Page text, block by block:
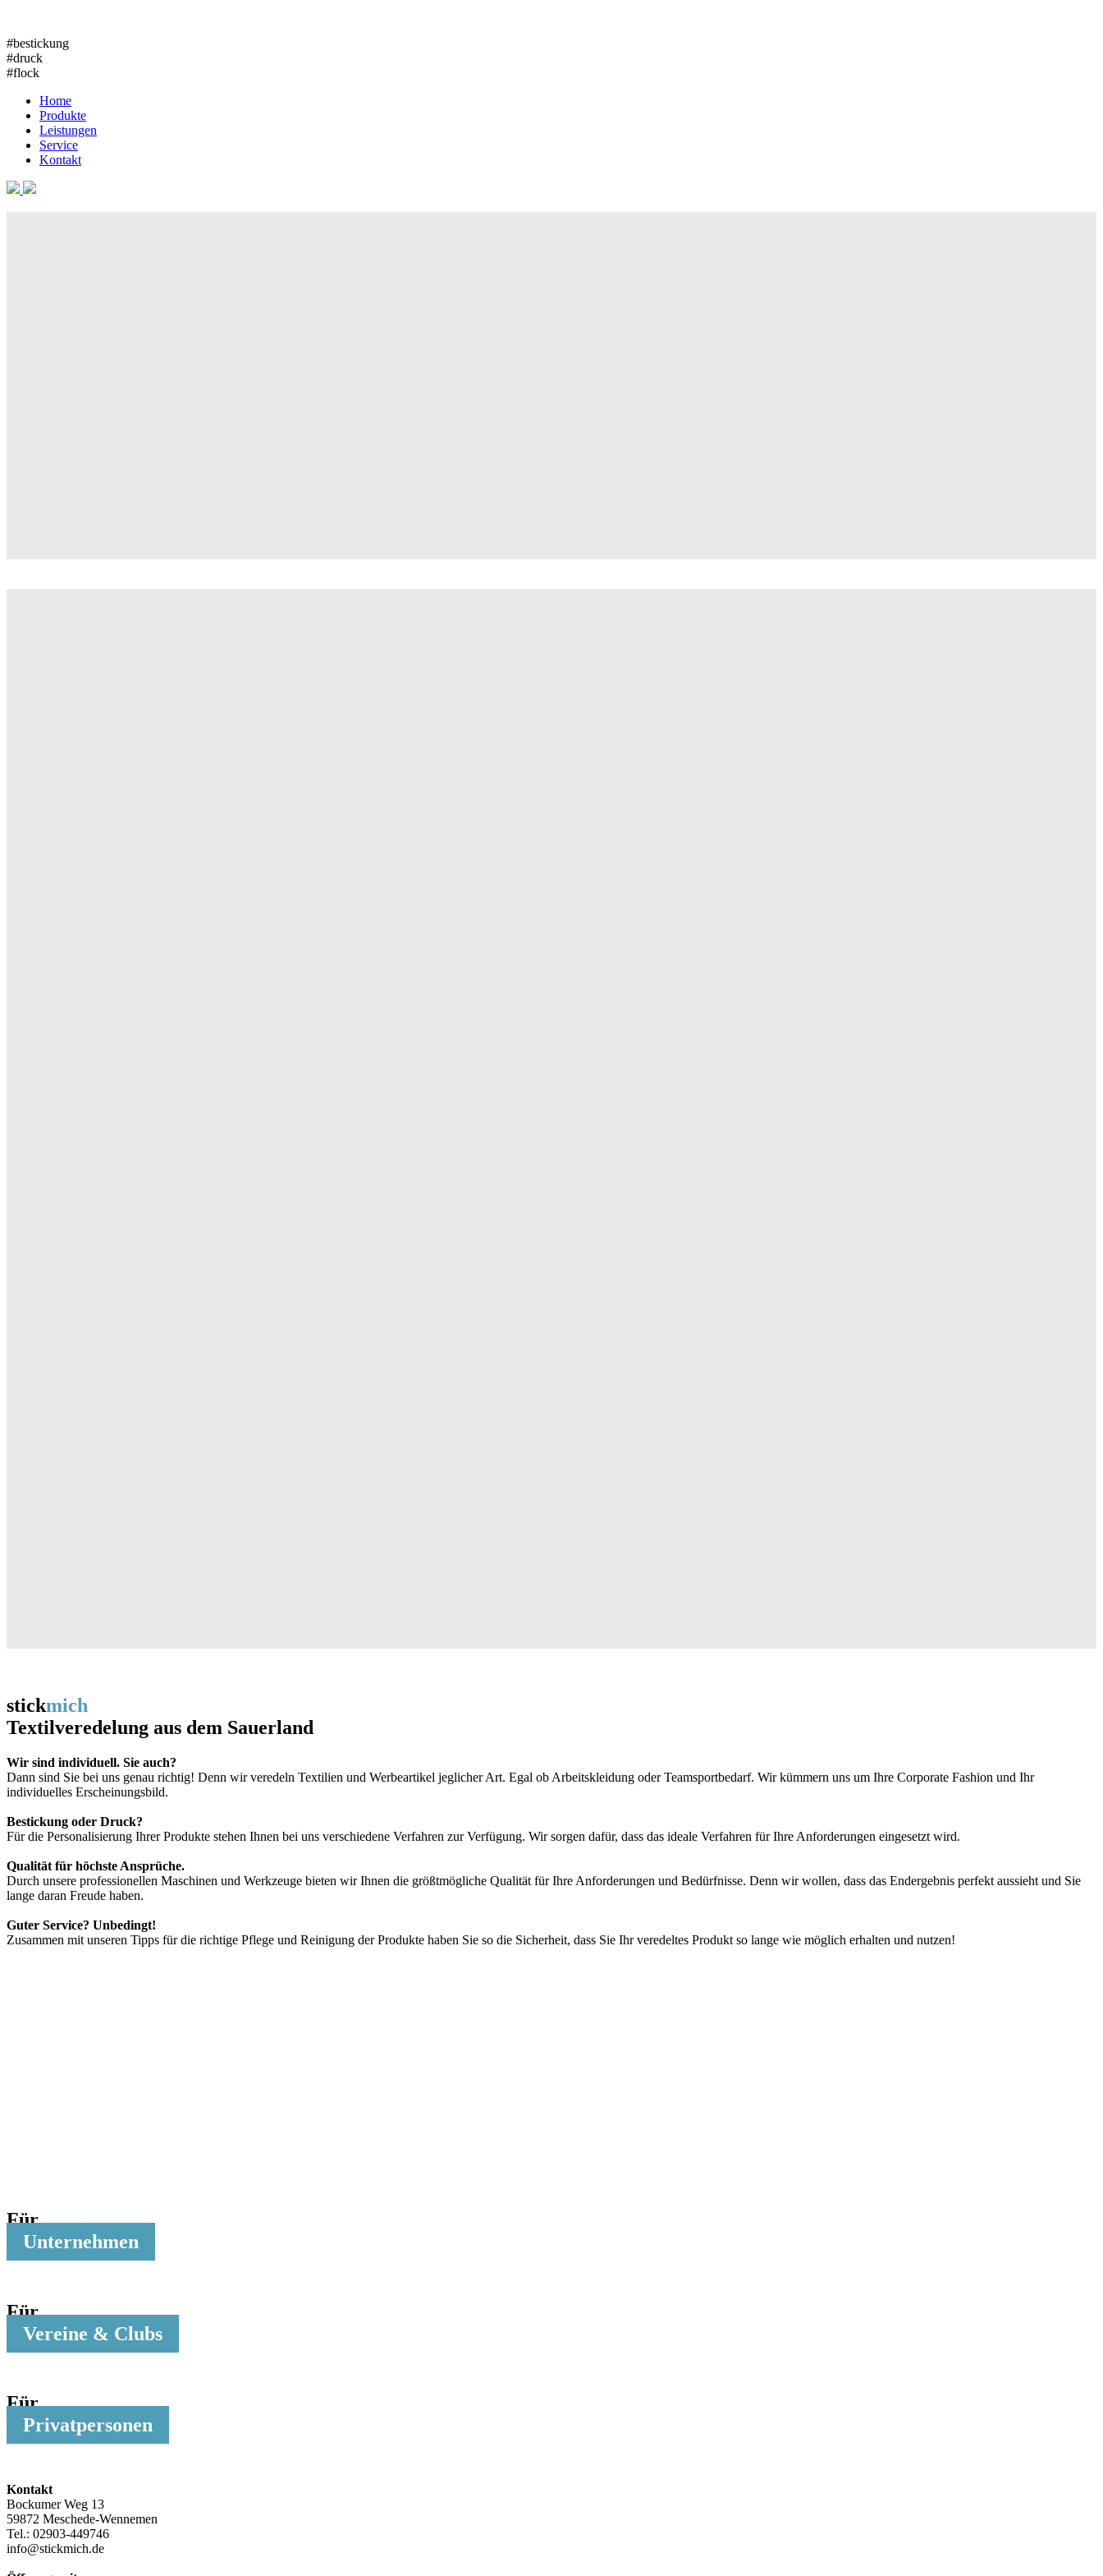
#bestickung
#druck
#flock
Home
Produkte
Leistungen
Service
Kontakt
stickmich
Textilveredelung aus dem Sauerland
Wir sind individuell. Sie auch?
Dann sind Sie bei uns genau richtig! Denn wir veredeln Textilien und Werbeartikel jeglicher Art. Egal ob Arbeitskleidung oder Teamsportbedarf. Wir kümmern uns um Ihre Corporate Fashion und Ihr
individuelles Erscheinungsbild.
Bestickung oder Druck?
Für die Personalisierung Ihrer Produkte stehen Ihnen bei uns verschiedene Verfahren zur Verfügung. Wir sorgen dafür, dass das ideale Verfahren für Ihre Anforderungen eingesetzt wird.
Qualität für höchste Ansprüche.
Durch unsere professionellen Maschinen und Werkzeuge bieten wir Ihnen die größtmögliche Qualität für Ihre Anforderungen und Bedürfnisse. Denn wir wollen, dass das Endergebnis perfekt aussieht und Sie
lange daran Freude haben.
Guter Service? Unbedingt!
Zusammen mit unseren Tipps für die richtige Pflege und Reinigung der Produkte haben Sie so die Sicherheit, dass Sie Ihr veredeltes Produkt so lange wie möglich erhalten und nutzen!
Für
Unternehmen
Für
Vereine & Clubs
Für
Privatpersonen
Kontakt
Bockumer Weg 13
59872 Meschede-Wennemen
Tel.: 02903-449746
info@stickmich.de